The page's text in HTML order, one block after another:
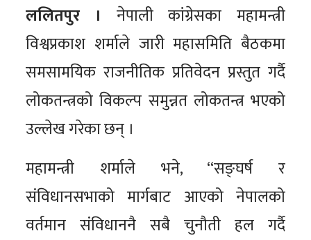
ललितपुर । नेपाली कांग्रेसका महामन्त्री
विश्वप्रकाश शर्माले जारी महासमिति बैठकमा
समसामयिक राजनीतिक प्रतिवेदन प्रस्तुत गर्दै
लोकतन्त्रको विकल्प समुन्नत लोकतन्त्र भएको
उल्लेख गरेका छन् ।
महामन्त्री शर्माले भने, “सङ्घर्ष र
संविधानसभाको मार्गबाट आएको नेपालको
वर्तमान संविधाननै सबै चुनौती हल गर्दै